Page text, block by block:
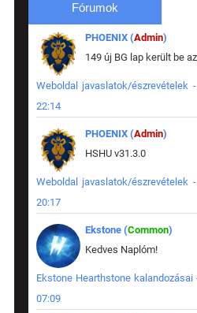
Fórumok
PHOENIX (Admin)
Weboldal javaslatok/észrevételek
22:14
PHOENIX (Admin)
HSHU v31.3.0
Weboldal javaslatok/észrevételek
20:17
Ekstone (Common)
Kedves Naplóm!
Ekstone Hearthstone kalandozásai
07:09